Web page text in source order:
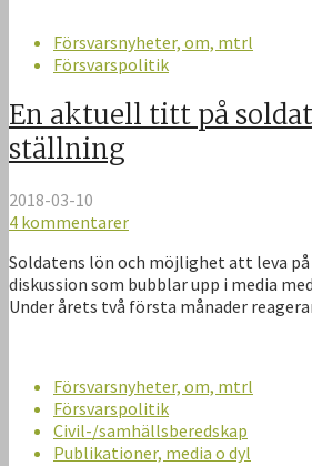
Försvarsnyheter, om, mtrl
Försvarspolitik
En aktuell titt på
ställning
2018-03-10
4 kommentarer
Soldatens lön och möjlighet att leva på
diskussion som bubblar upp i media
Under årets två första månader
Försvarsnyheter, om, mtrl
Försvarspolitik
Civil-/samhällsberedskap
Publikationer, media o dyl